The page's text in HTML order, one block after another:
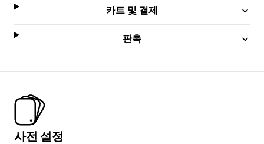
카트 및 결제
판촉
사전 설정